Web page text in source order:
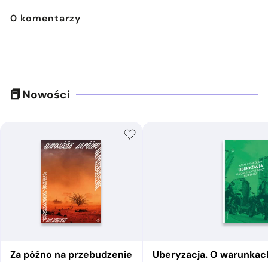
0 komentarzy
Nowości
Za późno na przebudzenie Uberyzacja. O